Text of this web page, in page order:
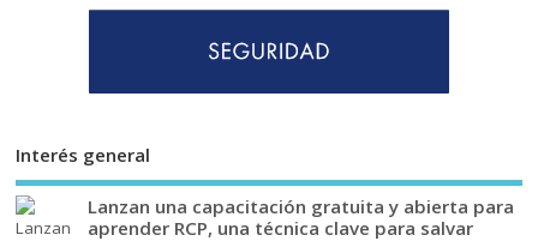
Interés general
Lanzan una capacitación gratuita y abierta para
aprender RCP, una técnica clave para salvar